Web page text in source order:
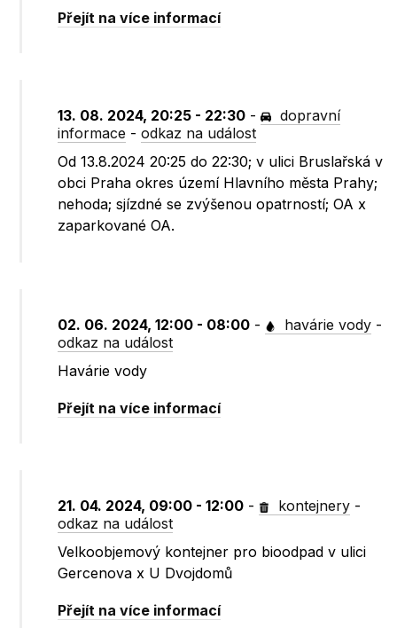
Přejít na více informací
13. 08. 2024, 20:25 - 22:30 -
dopravní
informace -odkaz na událost
Od 13.8.2024 20:25 do 22:30; v ulici Bruslařská v
obci Praha okres území Hlavního města Prahy;
nehoda; sjízdné se zvýšenou opatrností; OA x
zaparkované OA.
02. 06. 2024, 12:00 - 08:00 - havárie vody -
odkaz na událost
Havárie vody
Přejít na více informací
21. 04. 2024, 09:00 - 12:00 - kontejnery -
odkaz na událost
Velkoobjemový kontejner pro bioodpad v ulici
Gercenova x U Dvojdomů
Přejít na více informací